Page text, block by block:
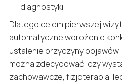
diagnostyki.
Dlatego celem pierwszej
automatyczne wdrożenie
ustalenie przyczyny
można zdecydować, czy
zachowawcze, fizjoterapia,